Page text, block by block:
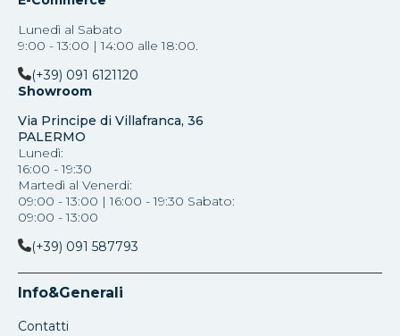
Lunedì al Sabato
9:00 - 13:00 | 14:00 alle 18:00.
(+39) 091 6121120
Showroom
Via Principe di Villafranca, 36
PALERMO
Lunedì:
16:00 - 19:30
Martedì al Venerdi:
09:00 - 13:00 | 16:00 - 19:30 Sabato:
09:00 - 13:00
(+39) 091 587793
Info&Generali
Contatti